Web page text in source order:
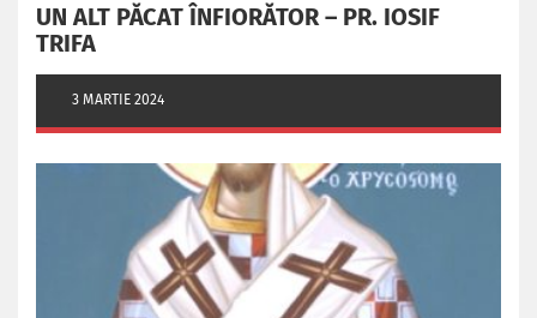
UN ALT PĂCAT ÎNFIORĂTOR – PR. IOSIF
TRIFA
3 MARTIE 2024